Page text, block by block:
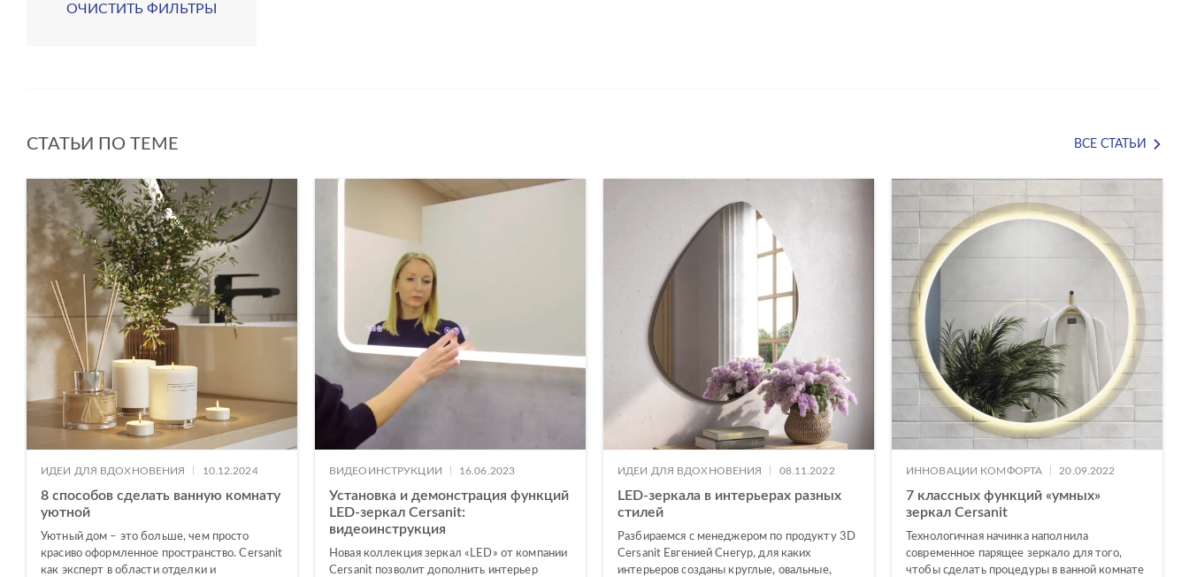
MELAR
ОЧИСТИТЬ ФИЛЬТРЫ
СТАТЬИ ПО ТЕМЕ ВСЕ СТАТЬИ
ИДЕИ ДЛЯ ВДОХНОВЕНИЯ 10.12.2024
8 способов сделать ванную комнату
уютной
Уютный дом – это больше, чем просто
красиво оформленное пространство. Cersanit
как эксперт в области отделки и
ВИДЕОИНСТРУКЦИИ 16.06.2023
Установка и демонстрация функций
LED-зеркал Cersanit:
видеоинструкция
Новая коллекция зеркал «LED» от компании
Cersanit позволит дополнить интерьер
ИДЕИ ДЛЯ ВДОХНОВЕНИЯ 08.11.2022
LED-зеркала в интерьерах разных
стилей
Разбираемся с менеджером по продукту 3D
Cersanit Евгенией Снегур, для каких
интерьеров созданы круглые, овальные,
ИННОВАЦИИ КОМФОРТА 20.09.2022
7 классных функций «умных»
зеркал Cersanit
Технологичная начинка наполнила
современное парящее зеркало для того,
чтобы сделать процедуры в ванной комнате